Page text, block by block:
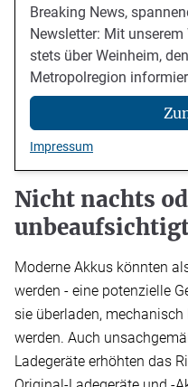
Breaking News,
Newsletter: Mit
stets über Weinheim,
Metropolregion
Impressum
Nicht nachts
Moderne Akkus könnten
werden - eine potenzielle
sie überladen,
werden. Auch
Ladegeräte erhöhten das